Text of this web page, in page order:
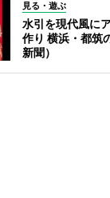
見る・遊ぶ
水引を現代風に
作り 横浜・都筑
新聞）